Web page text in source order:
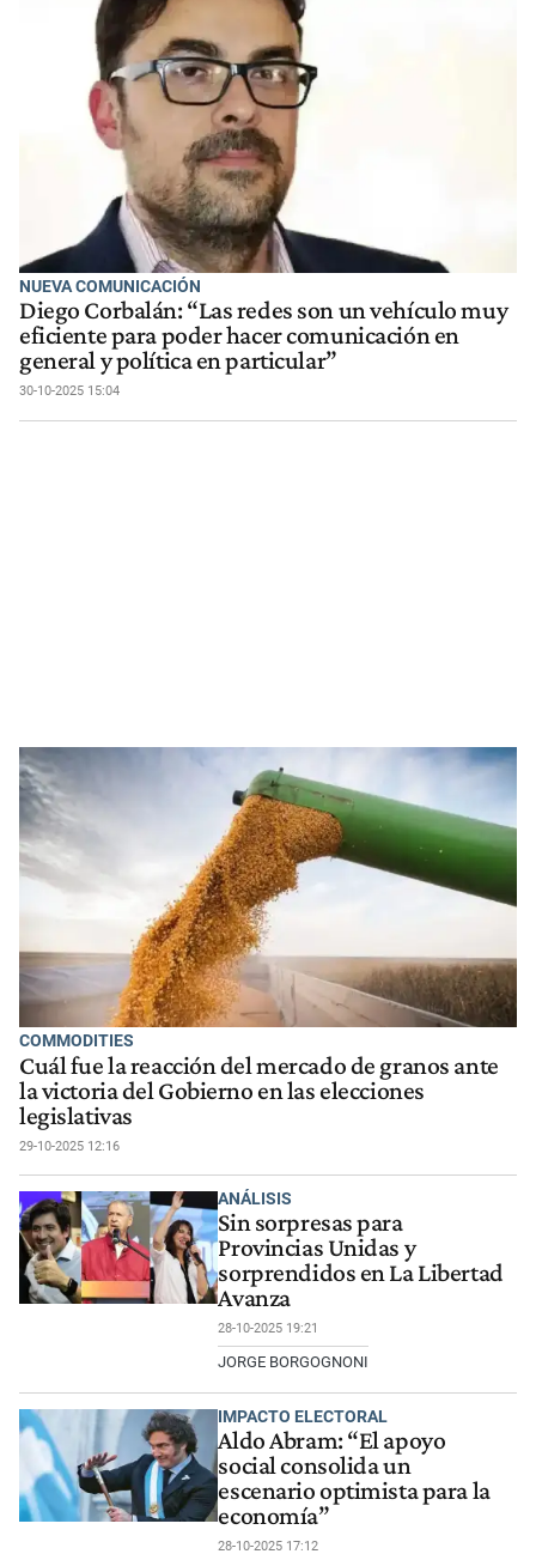
NUEVA COMUNICACIÓN
Diego Corbalán: “Las redes son un vehículo muy
eficiente para poder hacer comunicación en
general y política en particular”
30-10-2025 15:04
COMMODITIES
Cuál fue la reacción del mercado de granos ante
la victoria del Gobierno en las elecciones
legislativas
29-10-2025 12:16
ANÁLISIS
Sin sorpresas para
Provincias Unidas y
sorprendidos en La Libertad
Avanza
28-10-2025 19:21
JORGE BORGOGNONI
IMPACTO ELECTORAL
Aldo Abram: “El apoyo
social consolida un
escenario optimista para la
economía”
28-10-2025 17:12